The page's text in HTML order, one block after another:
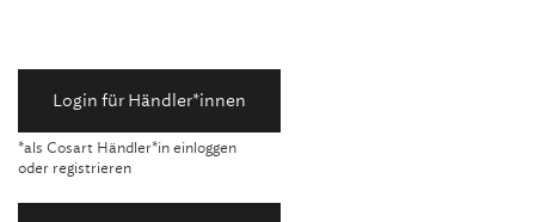
Login für Händler*innen
*als Cosart Händler*in einloggen
oder registrieren